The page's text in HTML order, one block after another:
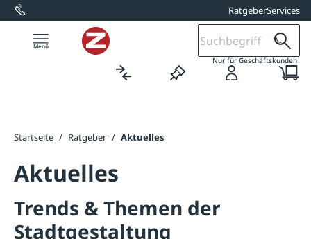
springen RatgeberServices
Nur für Geschäftskunden1
Startseite / Ratgeber / Aktuelles
Aktuelles
Trends & Themen der
Stadtgestaltung